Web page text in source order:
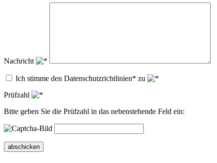
Nachricht
Ich stimme den Datenschutzrichtlinien* zu
Prüfzahl
Bitte geben Sie die Prüfzahl in das nebenstehende Feld ein:
abschicken